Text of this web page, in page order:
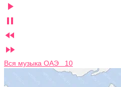




Вся музыка ОАЭ 10